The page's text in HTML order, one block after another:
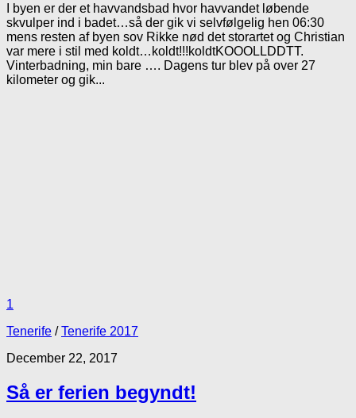
I byen er der et havvandsbad hvor havvandet løbende
skvulper ind i badet…så der gik vi selvfølgelig hen 06:30
mens resten af byen sov Rikke nød det storartet og Christian
var mere i stil med koldt…koldt!!!koldtKOOOLLDDTT.
Vinterbadning, min bare …. Dagens tur blev på over 27
kilometer og gik...
1
Tenerife /Tenerife 2017
December 22, 2017
Så er ferien begyndt!